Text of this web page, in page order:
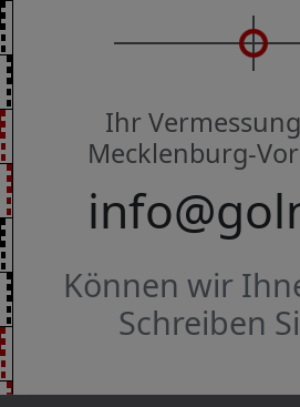
Ihr
Mecklenburg-
Können wir
Schreiben